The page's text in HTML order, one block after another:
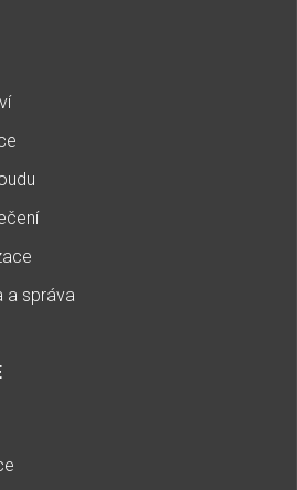
a správa